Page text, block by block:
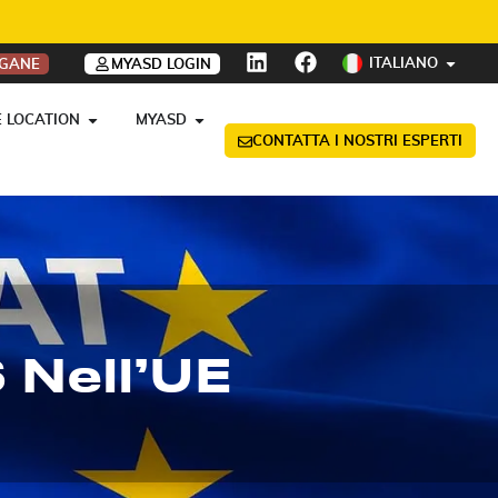
MYASD LOGIN ITALIANO
LOCATION
MYASD
CONTATTA I NOSTRI ESPERTI